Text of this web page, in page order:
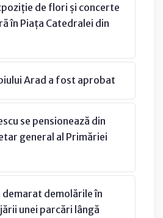
de flori și concerte
în Piața Catedralei din
Arad a fost aprobat
se pensionează din
general al Primăriei
demarat demolările în
unei parcări lângă